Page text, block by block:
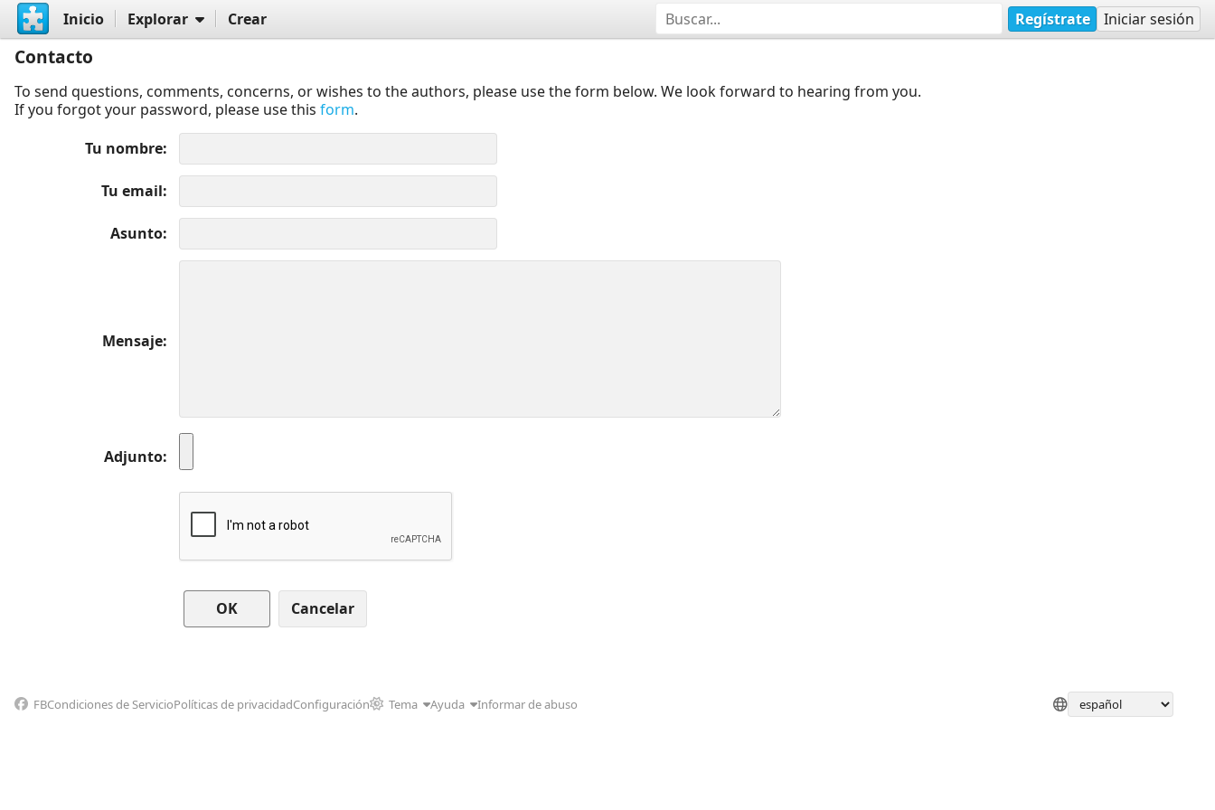
Inicio Explorar Crear Regístrate Iniciar sesión
Contacto
To send questions, comments, concerns, or wishes to the authors, please use the form below. We look forward to hearing from you.
If you forgot your password, please use this form.
Tu nombre
Tu email
Asunto
Mensaje
Adjunto
Cancelar
FBCondiciones de ServicioPolíticas de privacidadConfiguración Tema Ayuda Informar de abuso